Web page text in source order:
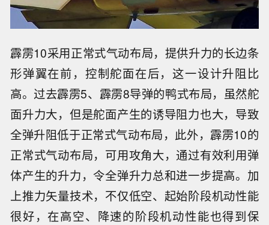
霹雳10采用正常式气动布局，提供升力的长边条
形弹翼在前，控制舵面在后，这一设计升阻比
高。过去霹雳5、霹雳8导弹的鸭式布局，虽然舵
面升力大，但是舵面产生的诱导阻力也大，导致
全弹升阻低于正常式气动布局，此外，霹雳10的
正常式气动布局，可用攻角大，通过有效利用弹
体产生的升力，令全弹升力总和进一步提高。加
上推力矢量技术，不仅低空、起始阶段机动性能
很好，在高空、降速的阶段机动性能也得到保